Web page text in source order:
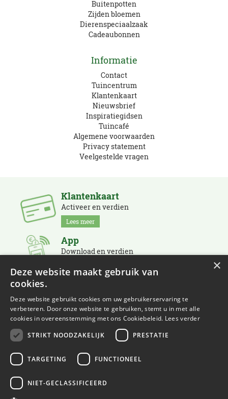
Buitenpotten
Zijden bloemen
Dierenspeciaalzaak
Cadeaubonnen
Informatie
Contact
Tuincentrum
Klantenkaart
Nieuwsbrief
Inspiratiegidsen
Tuincafé
Algemene voorwaarden
Privacy statement
Veelgestelde vragen
Klantenkaart
Activeer en verdien
Lees meer
App
Download en verdien
Schrijf je in en blijf op de hoogte
Lees meer
© Eurofleur
×
Deze website maakt gebruik van
cookies.
Deze website gebruikt cookies om uw gebruikerservaring te
verbeteren. Door onze website te gebruiken, stemt u in met alle
cookies in overeenstemming met ons Cookiebeleid. Lees verder
STRIKT NOODZAKELIJK
PRESTATIE
TARGETING FUNCTIONEEL
NIET-GECLASSIFICEERD